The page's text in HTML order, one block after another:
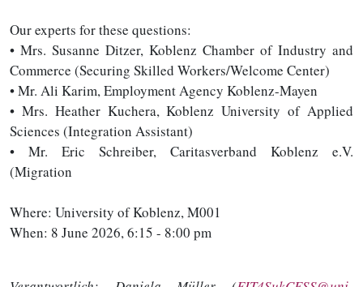
Our experts for these questions:
• Mrs. Susanne Ditzer, Koblenz Chamber of Industry and
Commerce (Securing Skilled Workers/Welcome Center)
• Mr. Ali Karim, Employment Agency Koblenz-Mayen
• Mrs. Heather Kuchera, Koblenz University of Applied
Sciences (Integration Assistant)
• Mr. Eric Schreiber, Caritasverband Koblenz e.V.
(Migration
Where: University of Koblenz, M001
When: 8 June 2026, 6:15 - 8:00 pm